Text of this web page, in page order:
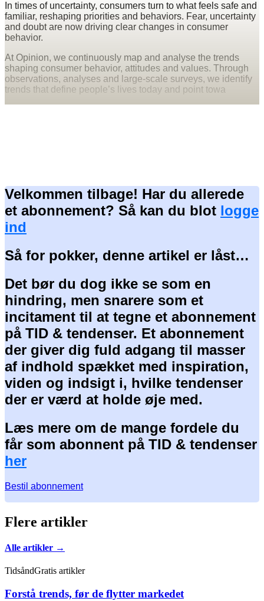
In times of uncertainty, consumers turn to what feels safe and
familiar, reshaping priorities and behaviors. Fear, uncertainty
and doubt are now driving clear changes in consumer
behavior.
At Opinion, we continuously map and analyse the trends
shaping consumer behavior, attitudes and values. Through
observations, analyses and large-scale surveys, we identify
trends that define people’s lives today and point towa
Velkommen tilbage! Har du allerede
et abonnement? Så kan du blot logge
ind
Så for pokker, denne artikel er låst…
Det bør du dog ikke se som en
hindring, men snarere som et
incitament til at tegne et abonnement
på TID & tendenser. Et abonnement
der giver dig fuld adgang til masser
af indhold spækket med inspiration,
viden og indsigt i, hvilke tendenser
der er værd at holde øje med.
Læs mere om de mange fordele du
får som abonnent på TID & tendenser
her
Bestil abonnement
Flere artikler
Alle artikler →
TidsåndGratis artikler
Forstå trends, før de flytter markedet